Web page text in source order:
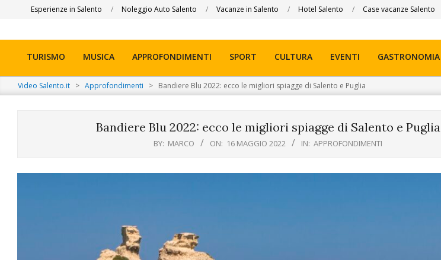
Esperienze in Salento Noleggio Auto Salento Vacanze in Salento Hotel Salento Case vacanze Salento
Navigation
Menu
TURISMO MUSICA APPROFONDIMENTI SPORT CULTURA EVENTI GASTRONOMIA
Video Salento.it > Approfondimenti > Bandiere Blu 2022: ecco le migliori spiagge di Salento e Puglia
Bandiere Blu 2022: ecco le migliori spiagge di Salento e Puglia
BY: MARCO ON: 16 MAGGIO 2022 IN: APPROFONDIMENTI